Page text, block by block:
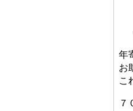
年
お
こ
７